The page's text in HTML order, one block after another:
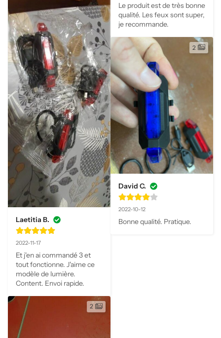
Laetitia B.
2022-11-17
Et j'en ai commandé 3 et
tout fonctionne. J'aime ce
modèle de lumière.
Content. Envoi rapide.
2
Le produit est de très bonne
qualité. Les feux sont super,
je recommande.
2
David C.
2022-10-12
Bonne qualité. Pratique.